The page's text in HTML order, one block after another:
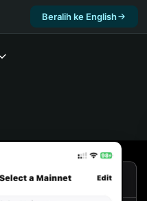
Beralih ke English